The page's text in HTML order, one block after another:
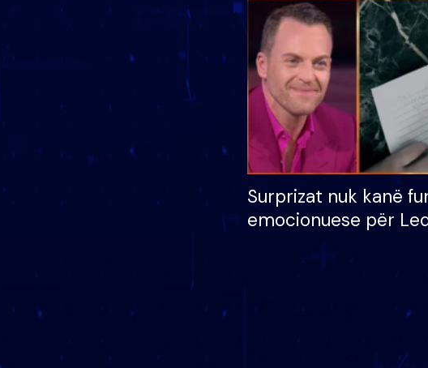
dhe humb mundësinë për
të fituar çmimin e madh
S’kemi
apo jo?
Surprizat nuk kanë
emocionuese për